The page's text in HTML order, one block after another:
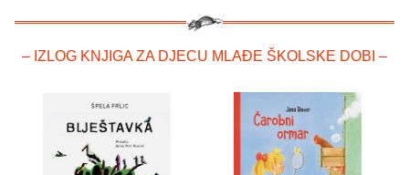
– IZLOG KNJIGA ZA DJECU MLAĐE ŠKOLSKE DOBI –